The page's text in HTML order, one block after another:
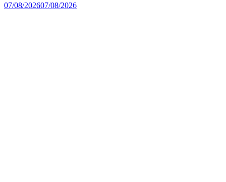
07/08/202607/08/2026